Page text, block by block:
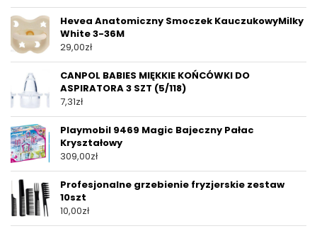
Hevea Anatomiczny Smoczek KauczukowyMilky
White 3-36M
29,00zł
CANPOL BABIES MIĘKKIE KOŃCÓWKI DO
ASPIRATORA 3 SZT (5/118)
7,31zł
Playmobil 9469 Magic Bajeczny Pałac
Kryształowy
309,00zł
Profesjonalne grzebienie fryzjerskie zestaw
10szt
10,00zł